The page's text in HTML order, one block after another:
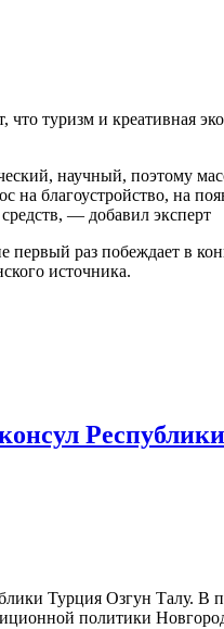
туризм и креативная
научный, поэтому
на благоустройство, на
— добавил эксперт
первый раз побеждает в
источника.
Турция Озгун Талу. В
политики